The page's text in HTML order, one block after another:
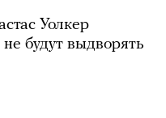
Уолкер
будут выдворять